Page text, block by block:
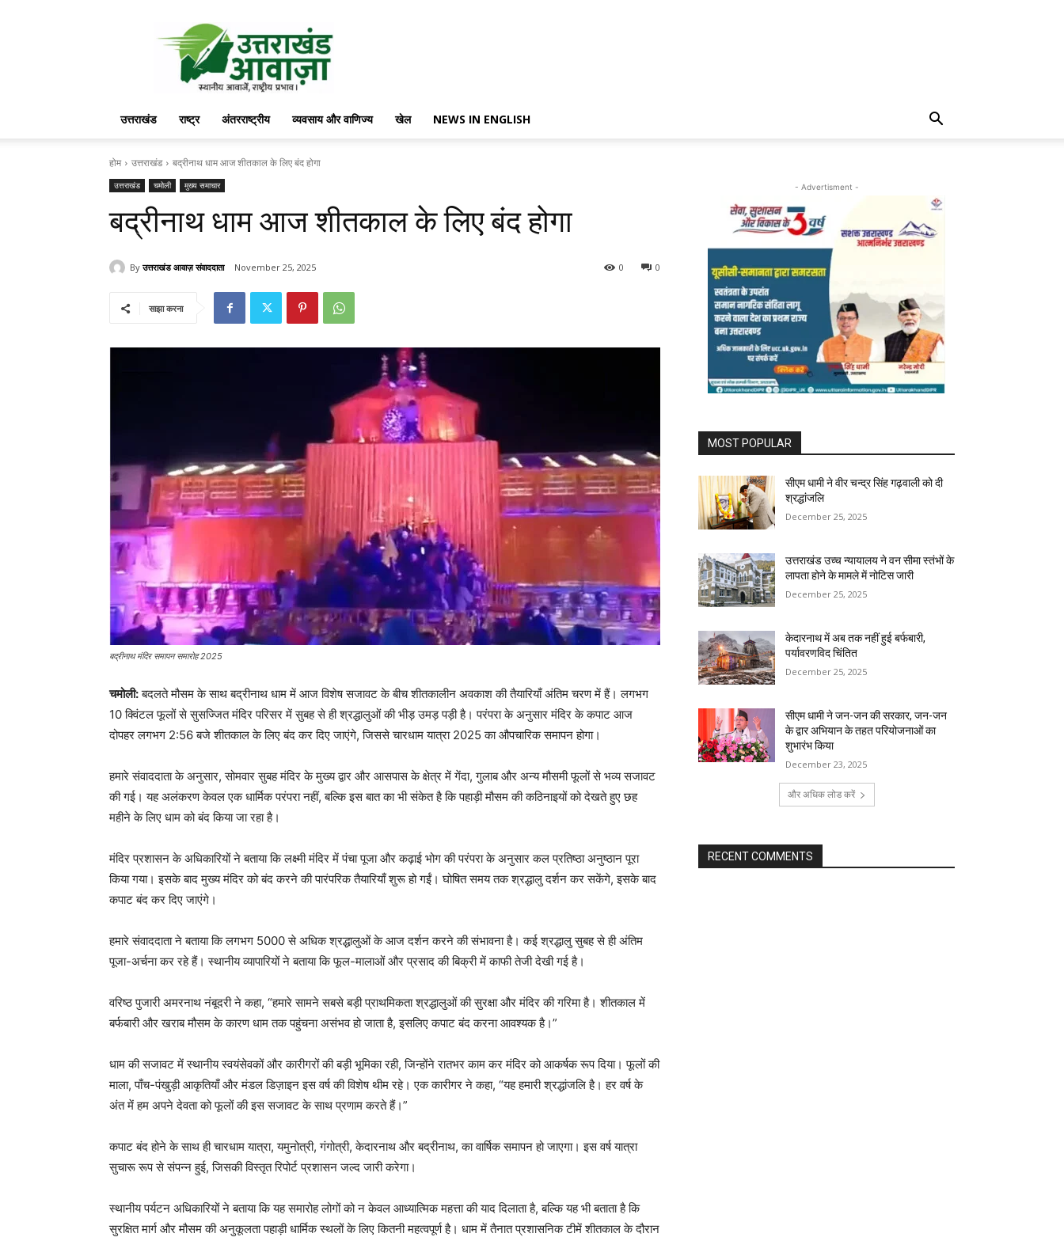
आवाज़
उत्तराखंड राष्ट्र अंतरराष्ट्रीय व्यवसाय और वाणिज्य खेल NEWS IN ENGLISH
होम उत्तराखंड बद्रीनाथ धाम आज शीतकाल के लिए बंद होगा
उत्तराखंड चमोली मुख्य समाचार
बद्रीनाथ धाम आज शीतकाल के लिए बंद होगा
By उत्तराखंड आवाज़ संवाददाता November 25, 2025 0
0
साझा करना
बद्रीनाथ मंदिर समापन समारोह 2025
चमोली:बदलते मौसम के साथ बद्रीनाथ धाम में आज विशेष सजावट के बीच शीतकालीन अवकाश की तैयारियाँ अंतिम चरण में हैं। लगभग
10 क्विंटल फूलों से सुसज्जित मंदिर परिसर में सुबह से ही श्रद्धालुओं की भीड़ उमड़ पड़ी है। परंपरा के अनुसार मंदिर के कपाट आज
दोपहर लगभग 2:56 बजे शीतकाल के लिए बंद कर दिए जाएंगे, जिससे चारधाम यात्रा 2025 का औपचारिक समापन होगा।
हमारे संवाददाता के अनुसार, सोमवार सुबह मंदिर के मुख्य द्वार और आसपास के क्षेत्र में गेंदा, गुलाब और अन्य मौसमी फूलों से भव्य सजावट
की गई। यह अलंकरण केवल एक धार्मिक परंपरा नहीं, बल्कि इस बात का भी संकेत है कि पहाड़ी मौसम की कठिनाइयों को देखते हुए छह
महीने के लिए धाम को बंद किया जा रहा है।
मंदिर प्रशासन के अधिकारियों ने बताया कि लक्ष्मी मंदिर में पंचा पूजा और कढ़ाई भोग की परंपरा के अनुसार कल प्रतिष्ठा अनुष्ठान पूरा
किया गया। इसके बाद मुख्य मंदिर को बंद करने की पारंपरिक तैयारियाँ शुरू हो गईं। घोषित समय तक श्रद्धालु दर्शन कर सकेंगे, इसके बाद
कपाट बंद कर दिए जाएंगे।
हमारे संवाददाता ने बताया कि लगभग 5000 से अधिक श्रद्धालुओं के आज दर्शन करने की संभावना है। कई श्रद्धालु सुबह से ही अंतिम
पूजा-अर्चना कर रहे हैं। स्थानीय व्यापारियों ने बताया कि फूल-मालाओं और प्रसाद की बिक्री में काफी तेजी देखी गई है।
वरिष्ठ पुजारी अमरनाथ नंबूदरी ने कहा, “हमारे सामने सबसे बड़ी प्राथमिकता श्रद्धालुओं की सुरक्षा और मंदिर की गरिमा है। शीतकाल में
बर्फबारी और खराब मौसम के कारण धाम तक पहुंचना असंभव हो जाता है, इसलिए कपाट बंद करना आवश्यक है।”
धाम की सजावट में स्थानीय स्वयंसेवकों और कारीगरों की बड़ी भूमिका रही, जिन्होंने रातभर काम कर मंदिर को आकर्षक रूप दिया। फूलों की
माला, पाँच-पंखुड़ी आकृतियाँ और मंडल डिज़ाइन इस वर्ष की विशेष थीम रहे। एक कारीगर ने कहा, “यह हमारी श्रद्धांजलि है। हर वर्ष के
अंत में हम अपने देवता को फूलों की इस सजावट के साथ प्रणाम करते हैं।”
कपाट बंद होने के साथ ही चारधाम यात्रा, यमुनोत्री, गंगोत्री, केदारनाथ और बद्रीनाथ, का वार्षिक समापन हो जाएगा। इस वर्ष यात्रा
सुचारू रूप से संपन्न हुई, जिसकी विस्तृत रिपोर्ट प्रशासन जल्द जारी करेगा।
स्थानीय पर्यटन अधिकारियों ने बताया कि यह समारोह लोगों को न केवल आध्यात्मिक महत्ता की याद दिलाता है, बल्कि यह भी बताता है कि
सुरक्षित मार्ग और मौसम की अनुकूलता पहाड़ी धार्मिक स्थलों के लिए कितनी महत्वपूर्ण है। धाम में तैनात प्रशासनिक टीमें शीतकाल के दौरान
- Advertisment -
MOST POPULAR
सीएम धामी ने वीर चन्द्र सिंह गढ़वाली को दी
श्रद्धांजलि
December 25, 2025
उत्तराखंड उच्च न्यायालय ने वन सीमा स्तंभों के
लापता होने के मामले में नोटिस जारी
December 25, 2025
केदारनाथ में अब तक नहीं हुई बर्फबारी,
पर्यावरणविद चिंतित
December 25, 2025
सीएम धामी ने जन-जन की सरकार, जन-जन
के द्वार अभियान के तहत परियोजनाओं का
शुभारंभ किया
December 23, 2025
और अधिक लोड करें
RECENT COMMENTS